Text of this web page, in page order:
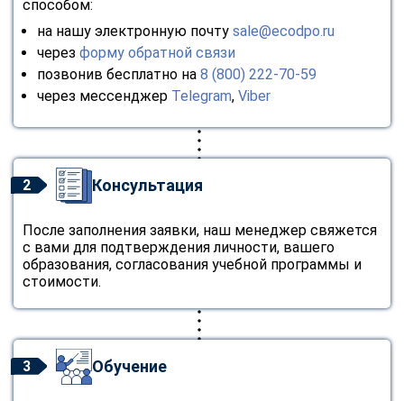
способом:
на нашу электронную почту sale@ecodpo.ru
через форму обратной связи
позвонив бесплатно на 8 (800) 222-70-59
через мессенджер Telegram, Viber
2 Консультация
После заполнения заявки, наш менеджер свяжется
с вами для подтверждения личности, вашего
образования, согласования учебной программы и
стоимости.
3 Обучение